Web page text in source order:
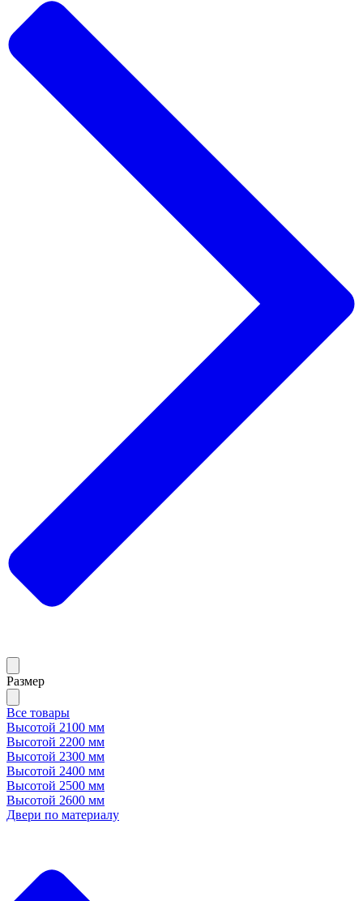
Размер
Все товары
Высотой 2100 мм
Высотой 2200 мм
Высотой 2300 мм
Высотой 2400 мм
Высотой 2500 мм
Высотой 2600 мм
Двери по материалу